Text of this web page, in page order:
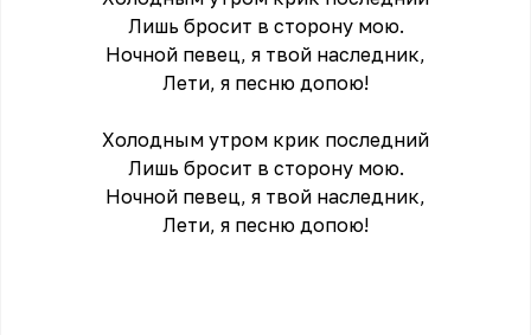
Лишь бросит в сторону мою.
Ночной певец, я твой наследник,
Лети, я песню допою!
Холодным утром крик последний
Лишь бросит в сторону мою.
Ночной певец, я твой наследник,
Лети, я песню допою!